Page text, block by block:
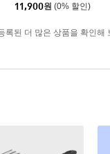
11,900원 (0% 할인)
록된 더 많은 상품을 확인해